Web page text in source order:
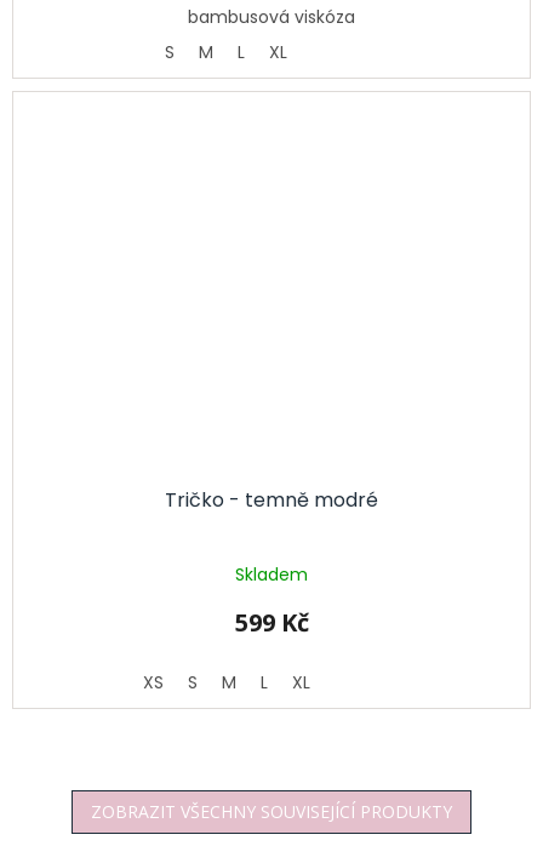
bambusová viskóza
S
M L XL
Tričko - temně modré
Skladem
599 Kč
XS S M L XL
ZOBRAZIT VŠECHNY SOUVISEJÍCÍ PRODUKTY